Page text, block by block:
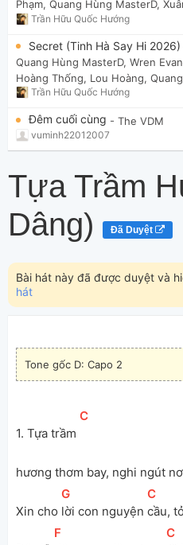
Phạm, Quang Hùng MasterD,
Trần Hữu Quốc Hướng
Secret (Tinh Hà Say Hi 2026)
Quang Hùng MasterD, Wren
Hoàng Thống, Lou Hoàng,
Trần Hữu Quốc Hướng
Đêm cuối cùng - The VDM
vuminh22012007
Tựa Trầm
Dâng)
Đã Duyệt
Bài hát này đã được duyệt và
hát
Tone gốc D: Capo 2
1. Tựa trầm
[
C
hương thơm bay, nghi ngút
Xin cho
[
G
lời con nguyện
[
C
cầu,
[F [
C